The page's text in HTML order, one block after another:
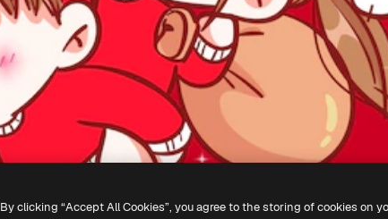
By clicking “Accept All Cookies”, you agree to the storing of cookies on